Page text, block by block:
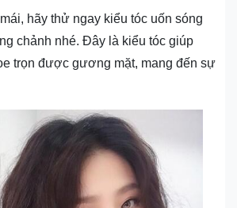
hãy thử ngay kiểu tóc uốn sóng
chảnh nhé. Đây là kiểu tóc giúp
trọn được gương mặt, mang đến sự